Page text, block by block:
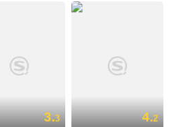
3.3 4.2